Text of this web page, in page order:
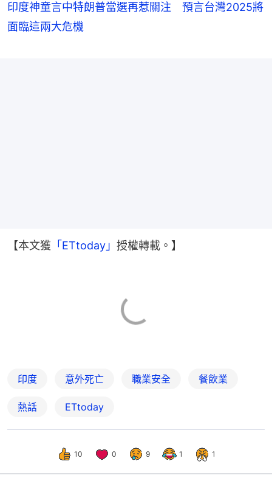
印度神童言中特朗普當選再惹關注 預言台灣2025將
面臨這兩大危機
【本文獲 「ETtoday」 授權轉載。】
印度 意外死亡 職業安全 餐飲業
熱話 ETtoday
10 0 9 1 1